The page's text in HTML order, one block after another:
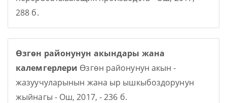
288 б.
Өзгөн районунун акындары жана
калемгерлери Өзгөн районунун акын -
жазуучуларынын жана ыр ышкыбоздорунун
жыйнагы - Ош, 2017, - 236 б.